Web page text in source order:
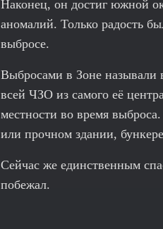
Наконец, он достиг южной
аномалий. Только радость
выбросе.
Выбросами в Зоне называли
всей ЧЗО из самого её
местности во время
или прочном здании,
Сейчас же единственным
побежал.